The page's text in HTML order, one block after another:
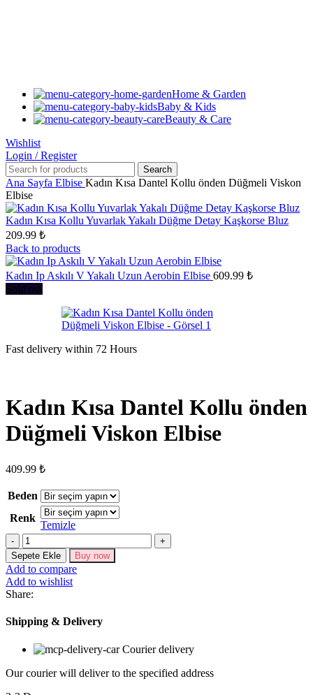
Home & Garden
Baby & Kids
Beauty & Care
Wishlist
Login / Register
Search
Ana Sayfa Elbise Kadın Kısa Dantel Kollu önden Düğmeli Viskon
Elbise
Kadın Kısa Kollu Yuvarlak Yakalı Düğme Detay Kaşkorse Bluz
209.99 ₺
Back to products
Kadın Ip Askılı V Yakalı Uzun Aerobin Elbise 609.99 ₺
Sold out
Fast delivery within 72 Hours
Kadın Kısa Dantel Kollu önden
Düğmeli Viskon Elbise
409.99 ₺
Beden
Renk
Temizle
Kadın
Kısa
Dantel
Kollu
önden
Düğmeli
Viskon
Elbise
Sepete Ekle Buy now
Add to compare
Add to wishlist
Share:
Shipping & Delivery
Courier delivery
Our courier will deliver to the specified address